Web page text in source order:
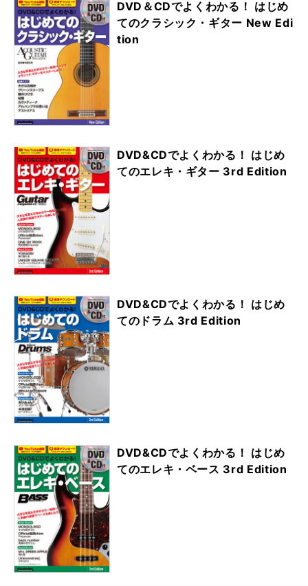
DVD＆CDでよくわかる！ はじめ
てのクラシック・ギター New Edi
tion
DVD&CDでよくわかる！ はじめ
てのエレキ・ギター 3rd Edition
DVD&CDでよくわかる！ はじめ
てのドラム 3rd Edition
DVD&CDでよくわかる！ はじめ
てのエレキ・ベース 3rd Edition